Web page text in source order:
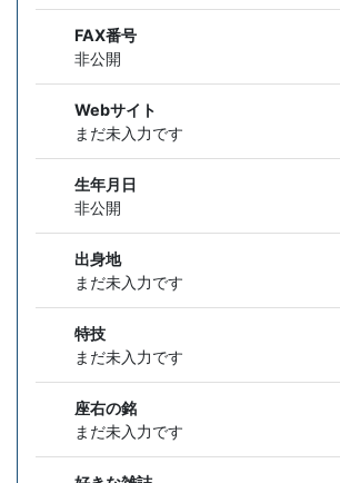
FAX番号
非公開
Webサイト
まだ未入力です
生年月日
非公開
出身地
まだ未入力です
特技
まだ未入力です
座右の銘
まだ未入力です